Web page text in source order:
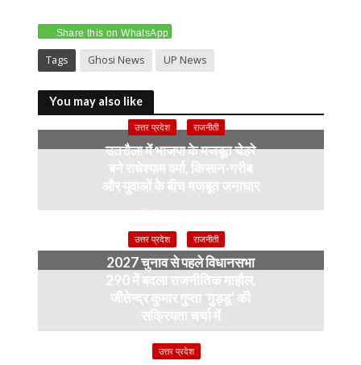
e
b
o
o
k
itt
er
p
y
Li
n
k
at
s
A
p
gr
a
Share this on WhatsApp
Tags Ghosi News UP News
You may also like
उत्तर प्रदेश राजनीती
उतरौला में भाजपा के मजबूत चेहरे
बने राधेश्याम वर्मा, किसान-गरीब
और युवाओं के बीच मजबूत जनाधार
3 weeks ago
उत्तर प्रदेश राजनीती
2027 चुनाव से पहले विधानसभा
290 में बदला राजनीतिक माहौल,
जीतेन्द्र कुमार गुप्ता ‘गुड्डू’ की
सक्रियता चर्चा में
4 months ago
उत्तर प्रदेश